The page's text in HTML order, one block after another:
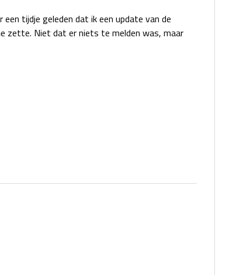
tijdje geleden dat ik een update van de
zette. Niet dat er niets te melden was, maar